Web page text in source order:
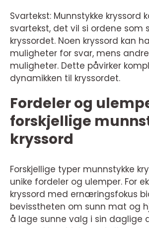
Svartekst: Munnstykke kryssord
svartekst, det vil si ordene som
kryssordet. Noen kryssord kan
muligheter for svar, mens
muligheter. Dette påvirker
dynamikken til kryssordet.
Fordeler og
forskjellige
kryssord
Forskjellige typer munnstykke
unike fordeler og ulemper. For
kryssord med ernæringsfokus
bevisstheten om sunn mat og
å lage sunne valg i sin daglige